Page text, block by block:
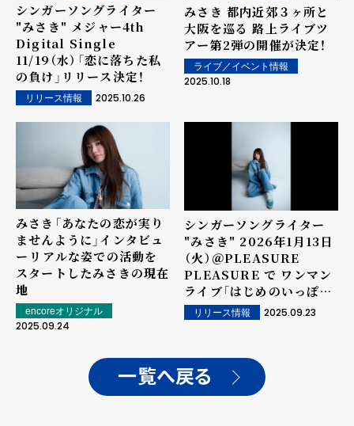
シンガーソングライター
"みさき" メジャー4th
Digital Single
11/19（水）「恋に落ちた私
の負け」リリース決定！
リリース情報 2025.10.26
みさき 都内近郊３ヶ所と
大阪を巡る 路上ライブツ
アー第2弾の開催が決定！
ライブ／イベント情報
2025.10.18
みさき「あなたの恋が実り
ませんように」インタビュ
ー――リアルな姿での活動を
スタートしたみさきの現在
地
encoreオリジナル
2025.09.24
シンガーソングライター
"みさき" 2026年1月13日
（火）＠PLEASURE
PLEASURE で ワンマン
ライブ「はじめのいっぽ」
開催決定!! 9/24（水）メジ
ャー3rd Digital
りませんように」 リリース
＆初の路上ライブツアース
タート！
リリース情報 2025.09.23
一覧へ戻る